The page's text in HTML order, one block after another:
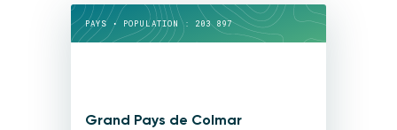
PAYS • POPULATION : 203 897
Grand Pays de Colmar